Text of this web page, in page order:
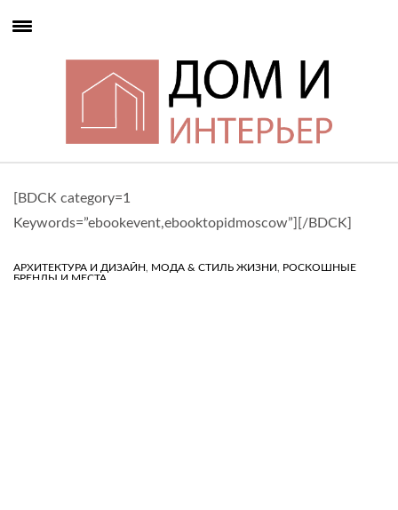
[BDCK category=1
Keywords=”ebookevent,ebooktopidmoscow”][/BDCK]
АРХИТЕКТУРА И ДИЗАЙН, МОДА & СТИЛЬ ЖИЗНИ, РОСКОШНЫЕ
БРЕНДЫ И МЕСТА